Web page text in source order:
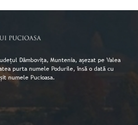
Dâmbovița, Muntenia, așezat pe Valea
purta numele Podurile, însă o dată cu
numele Pucioasa.